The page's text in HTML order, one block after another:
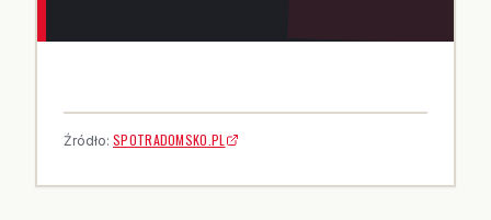
Źródło: SPOTRADOMSKO.PL